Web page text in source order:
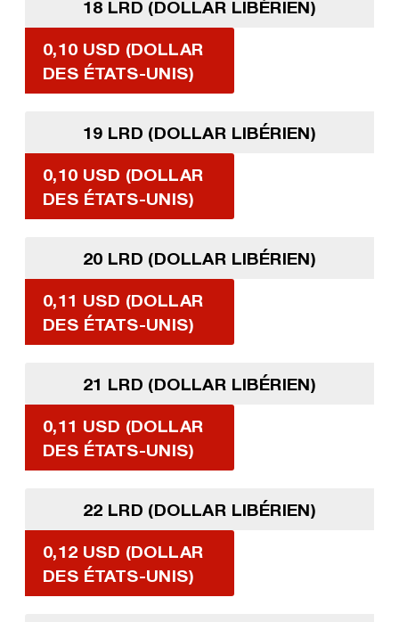
18 LRD (DOLLAR LIBÉRIEN)
0,10 USD (DOLLAR
DES ÉTATS-UNIS)
19 LRD (DOLLAR LIBÉRIEN)
0,10 USD (DOLLAR
DES ÉTATS-UNIS)
20 LRD (DOLLAR LIBÉRIEN)
0,11 USD (DOLLAR
DES ÉTATS-UNIS)
21 LRD (DOLLAR LIBÉRIEN)
0,11 USD (DOLLAR
DES ÉTATS-UNIS)
22 LRD (DOLLAR LIBÉRIEN)
0,12 USD (DOLLAR
DES ÉTATS-UNIS)